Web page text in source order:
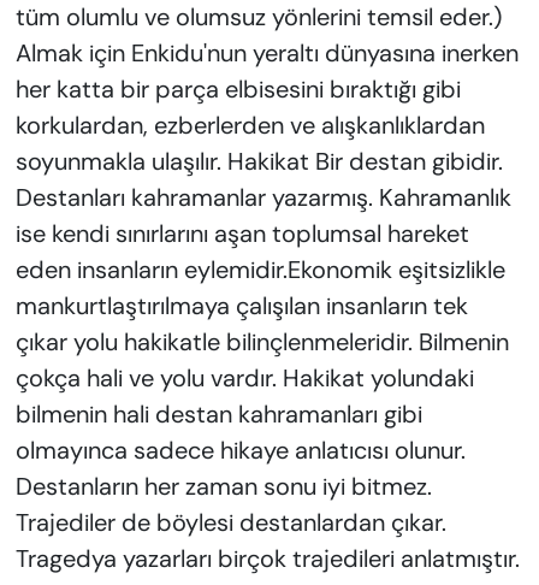
tüm olumlu ve olumsuz yönlerini temsil eder.)
Almak için Enkidu'nun yeraltı dünyasına inerken
her katta bir parça elbisesini bıraktığı gibi
korkulardan, ezberlerden ve alışkanlıklardan
soyunmakla ulaşılır. Hakikat Bir destan gibidir.
Destanları kahramanlar yazarmış. Kahramanlık
ise kendi sınırlarını aşan toplumsal hareket
eden insanların eylemidir.Ekonomik eşitsizlikle
mankurtlaştırılmaya çalışılan insanların tek
çıkar yolu hakikatle bilinçlenmeleridir. Bilmenin
çokça hali ve yolu vardır. Hakikat yolundaki
bilmenin hali destan kahramanları gibi
olmayınca sadece hikaye anlatıcısı olunur.
Destanların her zaman sonu iyi bitmez.
Trajediler de böylesi destanlardan çıkar.
Tragedya yazarları birçok trajedileri anlatmıştır.